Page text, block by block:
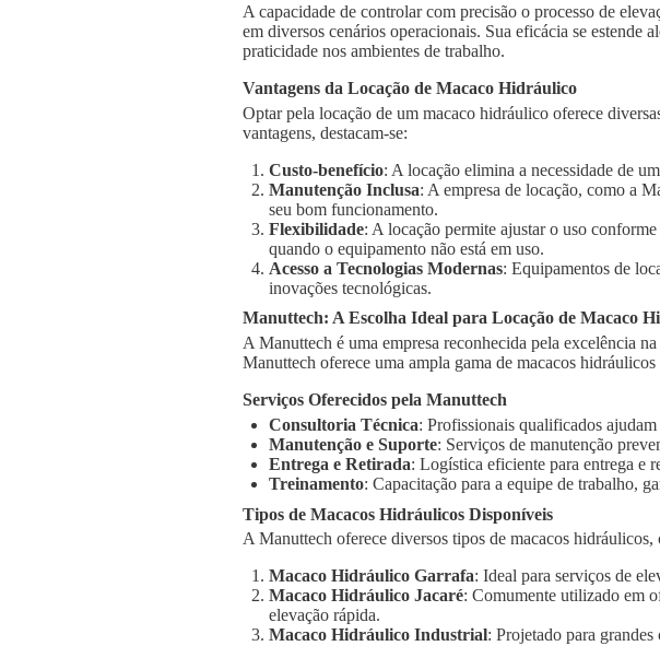
A capacidade de controlar com precisão o processo de
em diversos cenários operacionais. Sua eficácia se estende
praticidade nos ambientes de trabalho.
Vantagens da Locação de Macaco Hidráulico
Optar pela locação de um macaco hidráulico oferece
vantagens, destacam-se:
Custo-benefício: A locação elimina a necessidade de
Manutenção Inclusa: A empresa de locação, como a
seu bom funcionamento.
Flexibilidade: A locação permite ajustar o uso
quando o equipamento não está em uso.
Acesso a Tecnologias Modernas: Equipamentos de
inovações tecnológicas.
Manuttech: A Escolha Ideal para Locação de Macaco
A Manuttech é uma empresa reconhecida pela excelência
Manuttech oferece uma ampla gama de macacos hidráulicos
Serviços Oferecidos pela Manuttech
Consultoria Técnica: Profissionais qualificados
Manutenção e Suporte: Serviços de manutenção
Entrega e Retirada: Logística eficiente para entrega e
Treinamento: Capacitação para a equipe de trabalho,
Tipos de Macacos Hidráulicos Disponíveis
A Manuttech oferece diversos tipos de macacos hidráulicos,
Macaco Hidráulico Garrafa: Ideal para serviços de
Macaco Hidráulico Jacaré: Comumente utilizado em
elevação rápida.
Macaco Hidráulico Industrial: Projetado para